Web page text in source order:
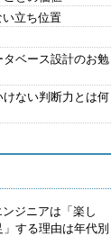
立ち位置
ベース設計のお勉
ない判断力とは何
ジニアは「楽し
する理由は年代別